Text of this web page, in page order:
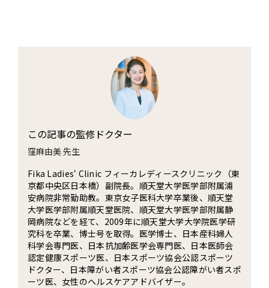
この記事の監修ドクター
窪麻由美 先生
Fika Ladies‘ Clinic フィーカレディースクリニック（東
京都中央区日本橋）副院長。順天堂大学医学部附属浦
安病院非常勤助教。東京女子医科大学卒業後、順天堂
大学医学部附属順天堂医院、順天堂大学医学部附属静
岡病院などを経て、2009年に順天堂大学大学院医学研
究科を卒業、博士号を取得。医学博士、日本産科婦人
科学会専門医、日本抗加齢医学会専門医、日本医師会
認定健康スポーツ医、日本スポーツ協会公認スポーツ
ドクター、日本障がい者スポーツ協会公認障がい者スポ
ーツ医、女性のヘルスケアアドバイザー。